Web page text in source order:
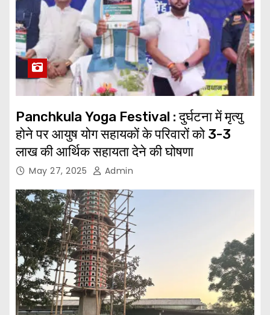
Panchkula Yoga Festival : दुर्घटना में मृत्यु
होने पर आयुष योग सहायकों के परिवारों को 3-3
लाख की आर्थिक सहायता देने की घोषणा
May 27, 2025 Admin